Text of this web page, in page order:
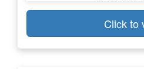
Click to